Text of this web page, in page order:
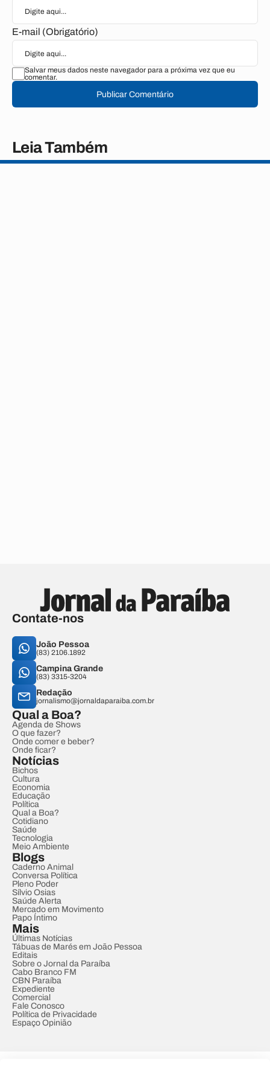
E-mail (Obrigatório)
Salvar meus dados neste navegador para a próxima vez que eu
comentar.
Publicar Comentário
Leia Também
Contate-nos
João Pessoa
(83) 2106.1892
Campina Grande
(83) 3315-3204
Redação
jornalismo@jornaldaparaiba.com.br
Qual a Boa?
Agenda de Shows
O que fazer?
Onde comer e beber?
Onde ficar?
Notícias
Bichos
Cultura
Economia
Educação
Política
Qual a Boa?
Cotidiano
Saúde
Tecnologia
Meio Ambiente
Blogs
Caderno Animal
Conversa Política
Pleno Poder
Sílvio Osias
Saúde Alerta
Mercado em Movimento
Papo Íntimo
Mais
Últimas Notícias
Tábuas de Marés em João Pessoa
Editais
Sobre o Jornal da Paraíba
Cabo Branco FM
CBN Paraíba
Expediente
Comercial
Fale Conosco
Política de Privacidade
Espaço Opinião